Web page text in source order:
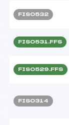
FIS0532
FIS0531.FFS
FIS0529.FFS
FIS0314